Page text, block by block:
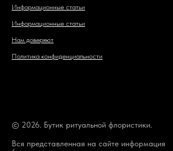
Информационные статьи
Информационные статьи
Нам доверяют
Политика конфиденциальности
© 2026. Бутик ритуальной флористики.
Вся представленная на сайте информация